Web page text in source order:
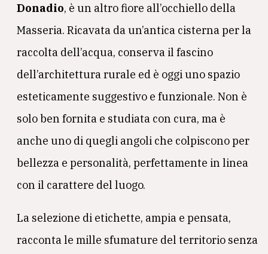
Donadio, è un altro fiore all’occhiello della
Masseria. Ricavata da un’antica cisterna per la
raccolta dell’acqua, conserva il fascino
dell’architettura rurale ed è oggi uno spazio
esteticamente suggestivo e funzionale. Non è
solo ben fornita e studiata con cura, ma è
anche uno di quegli angoli che colpiscono per
bellezza e personalità, perfettamente in linea
con il carattere del luogo.
La selezione di etichette, ampia e pensata,
racconta le mille sfumature del territorio senza